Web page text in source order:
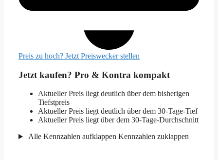
Preis zu hoch? Jetzt Preiswecker stellen
Jetzt kaufen? Pro & Kontra kompakt
Aktueller Preis liegt deutlich über dem bisherigen
Tiefstpreis
Aktueller Preis liegt deutlich über dem 30-Tage-Tief
Aktueller Preis liegt über dem 30-Tage-Durchschnitt
Alle Kennzahlen aufklappen Kennzahlen zuklappen